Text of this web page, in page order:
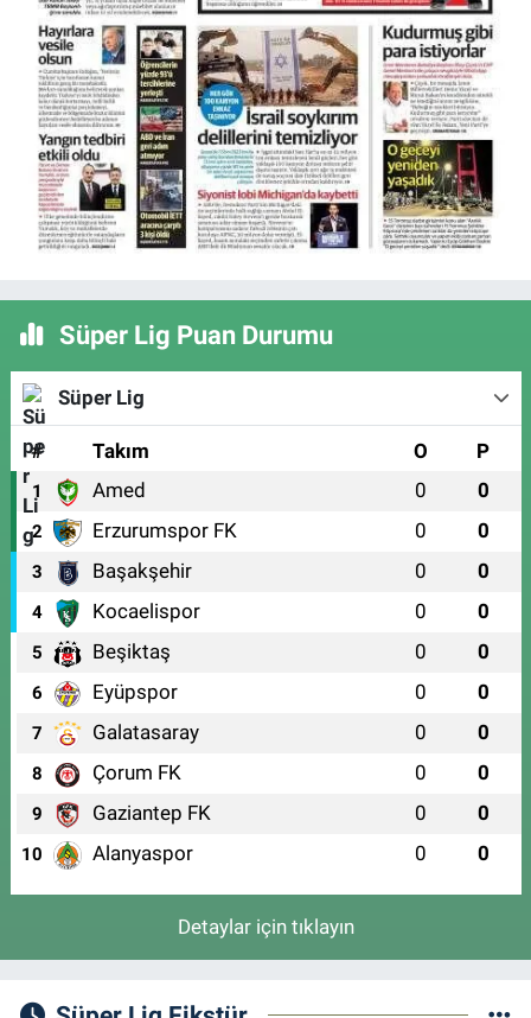
Süper Lig Puan Durumu
Süper Lig
# Takım O P
1 Amed 0 0
2 Erzurumspor FK 0 0
3 Başakşehir 0 0
4 Kocaelispor 0 0
5 Beşiktaş 0 0
6 Eyüpspor 0 0
7 Galatasaray 0 0
8 Çorum FK 0 0
9 Gaziantep FK 0 0
10 Alanyaspor 0 0
Detaylar için tıklayın